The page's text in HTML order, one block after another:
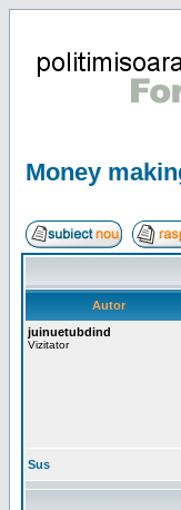
Money
Autor
juinuetubdind
Vizitator
Sus